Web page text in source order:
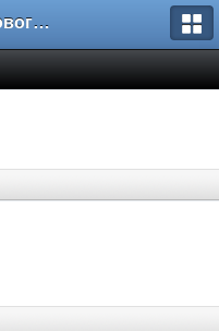
Форум игрового проекта Riverrise